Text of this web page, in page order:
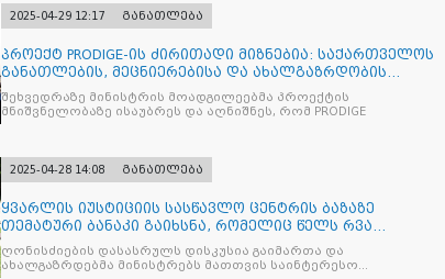
2025-04-29 12:17 განათლება
პროექტ PRODIGE-ის ძირითადი მიზნებია: საქართველოს
განათლების, მეცნიერებისა და ახალგაზრდობის
სამინისტრ
შეხვედრაზე მინისტრის მოადგილეებმა პროექტის
მნიშვნელობაზე ისაუბრეს და აღნიშნეს, რომ PRODIGE
2025-04-28 14:08 განათლება
ყვარლის იუსტიციის სასწავლო ცენტრის ბაზაზე
თემატური ბანაკი გაიხსნა, რომელიც წელს რვა
ნაკადად ჩატარდებ
ღონისძიების დასასრულს დისკუსია გაიმართა და
ახალგაზრდებმა მინისტრებს მათთვის საინტერესო